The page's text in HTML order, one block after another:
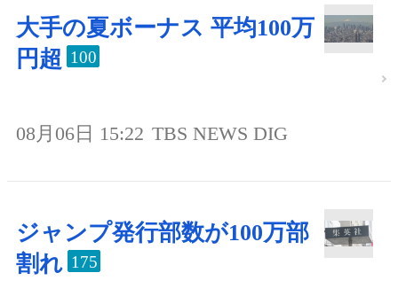
大手の夏ボーナス 平均100万
円超 100
08月06日 15:22 TBS NEWS DIG
ジャンプ発行部数が100万部
割れ 175